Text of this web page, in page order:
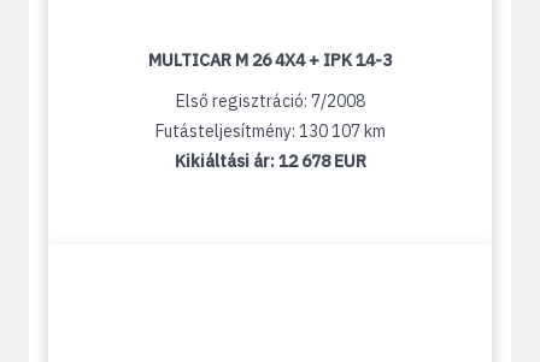
MULTICAR M 26 4X4 + IPK 14-3
Első regisztráció: 7/2008
Futásteljesítmény: 130 107 km
Kikiáltási ár:12 678 EUR